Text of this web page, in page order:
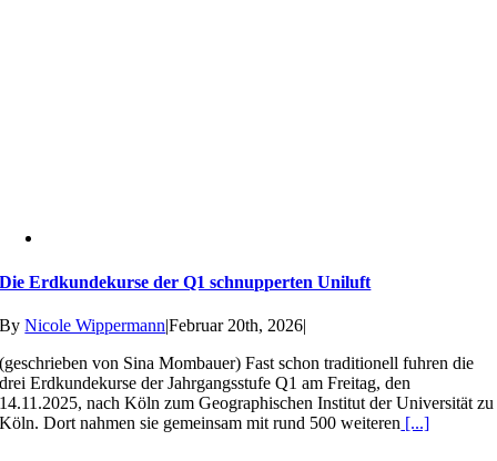
Die Erdkundekurse der Q1 schnupperten Uniluft
ByNicole Wippermann|Februar 20th, 2026|
(geschrieben von Sina Mombauer) Fast schon traditionell fuhren die
drei Erdkundekurse der Jahrgangsstufe Q1 am Freitag, den
14.11.2025, nach Köln zum Geographischen Institut der Universität zu
Köln. Dort nahmen sie gemeinsam mit rund 500 weiteren [...]